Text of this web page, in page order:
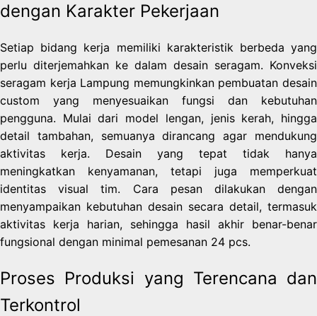
dengan Karakter Pekerjaan
Setiap bidang kerja memiliki karakteristik berbeda yang
perlu diterjemahkan ke dalam desain seragam. Konveksi
seragam kerja Lampung memungkinkan pembuatan desain
custom yang menyesuaikan fungsi dan kebutuhan
pengguna. Mulai dari model lengan, jenis kerah, hingga
detail tambahan, semuanya dirancang agar mendukung
aktivitas kerja. Desain yang tepat tidak hanya
meningkatkan kenyamanan, tetapi juga memperkuat
identitas visual tim. Cara pesan dilakukan dengan
menyampaikan kebutuhan desain secara detail, termasuk
aktivitas kerja harian, sehingga hasil akhir benar-benar
fungsional dengan minimal pemesanan 24 pcs.
Proses Produksi yang Terencana dan
Terkontrol